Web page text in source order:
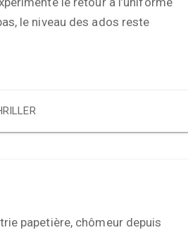
le niveau des ados reste
papetière, chômeur depuis